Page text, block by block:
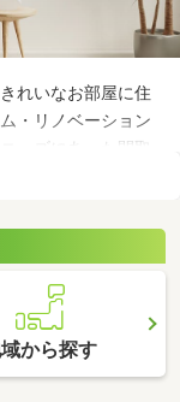
れいなお部屋に住
・リノベーション
ーズにあった間取
プしていることが
から探す